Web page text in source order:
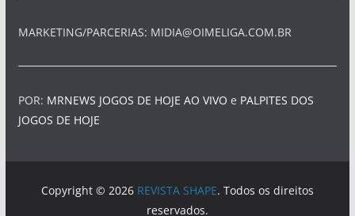
MARKETING/PARCERIAS: MIDIA@OIMELIGA.COM.BR
POR: MRNEWS JOGOS DE HOJE AO VIVO e PALPITES DOS
JOGOS DE HOJE
Copyright © 2026 REVISTA SHAPE. Todos os direitos
reservados.